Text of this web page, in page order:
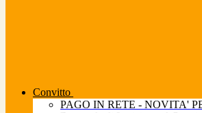
Convitto
PAGO IN RETE - NOVITA'